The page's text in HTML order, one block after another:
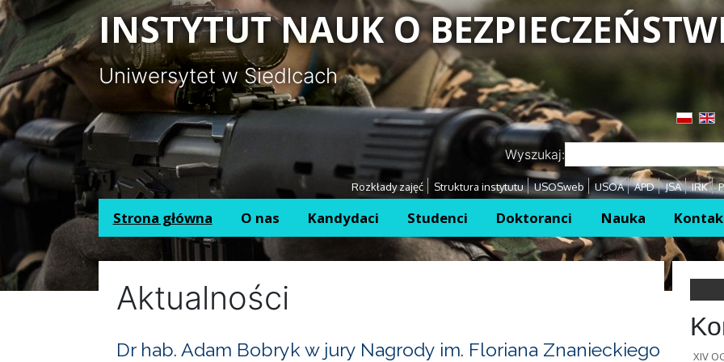
Panel zarządzania plikami cookies
INSTYTUT NAUK O
Uniwersytet w Siedlcach
Przejdź
Przejdź
Wyszukaj:
Rozkłady zajęć Struktura instytutu USOSweb USOA APD JSA IRK
Strona główna O nas Kandydaci Studenci Doktoranci Nauka
Aktualności
Dr hab. Adam Bobryk w jury Nagrody im. Floriana Znanieckiego XIV